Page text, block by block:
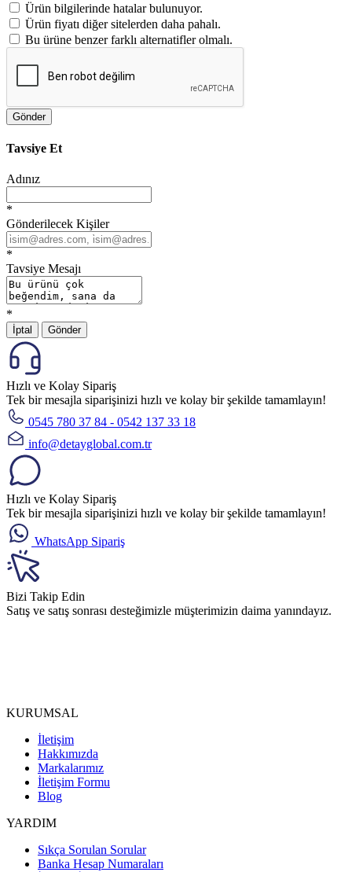
Ürün bilgilerinde hatalar bulunuyor.
Ürün fiyatı diğer sitelerden daha pahalı.
Bu ürüne benzer farklı alternatifler olmalı.
Gönder
Tavsiye Et
Adınız
*
Gönderilecek Kişiler
*
Tavsiye Mesajı
*
İptal Gönder
Hızlı ve Kolay Sipariş
Tek bir mesajla siparişinizi hızlı ve kolay bir şekilde tamamlayın!
0545 780 37 84 - 0542 137 33 18
info@detayglobal.com.tr
Hızlı ve Kolay Sipariş
Tek bir mesajla siparişinizi hızlı ve kolay bir şekilde tamamlayın!
WhatsApp Sipariş
Bizi Takip Edin
Satış ve satış sonrası desteğimizle müşterimizin daima yanındayız.
KURUMSAL
İletişim
Hakkımızda
Markalarımız
İletişim Formu
Blog
YARDIM
Sıkça Sorulan Sorular
Banka Hesap Numaraları